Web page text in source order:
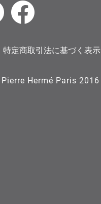
特定商取引法に基づく表示
Hermé Paris 2016